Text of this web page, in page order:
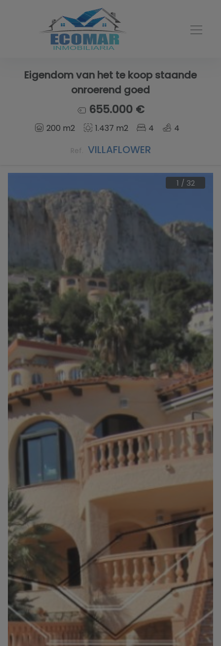
Eigendom van het te koop staande
onroerend goed
655.000 €
200 m2 1.437 m2 4 4
Ref. VILLAFLOWER
1 / 32